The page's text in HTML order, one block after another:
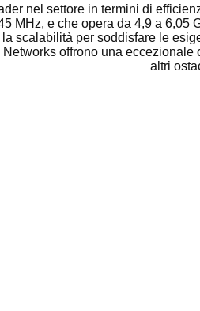
nel settore in termini di
MHz, e che opera da 4,9 a
scalabilità per soddisfare le
offrono una
altri